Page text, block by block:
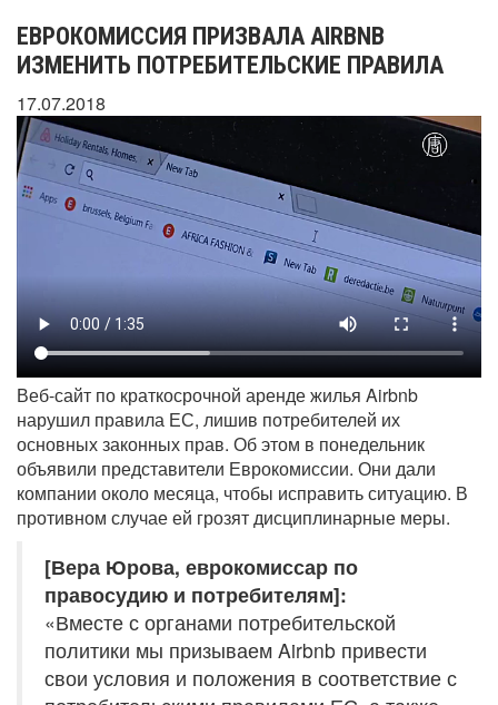
ЕВРОКОМИССИЯ ПРИЗВАЛА AIRBNB
ИЗМЕНИТЬ ПОТРЕБИТЕЛЬСКИЕ ПРАВИЛА
17.07.2018
Веб-сайт по краткосрочной аренде жилья Airbnb
нарушил правила ЕС, лишив потребителей их
основных законных прав. Об этом в понедельник
объявили представители Еврокомиссии. Они дали
компании около месяца, чтобы исправить ситуацию. В
противном случае ей грозят дисциплинарные меры.
[Вера Юрова, еврокомиссар по
правосудию и потребителям]:
«Вместе с органами потребительской
политики мы призываем Airbnb привести
свои условия и положения в соответствие с